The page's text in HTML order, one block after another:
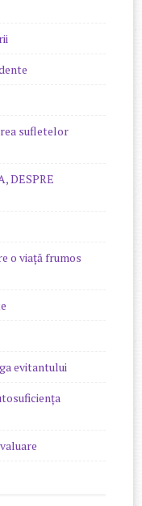
sufletelor
DESPRE
o viață frumos
evitantului